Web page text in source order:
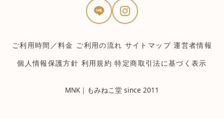
ご利用時間／料金 ご利用の流れ サイトマップ 運営者情報
個人情報保護方針 利用規約 特定商取引法に基づく表示
MNK｜もみねこ堂 since 2011